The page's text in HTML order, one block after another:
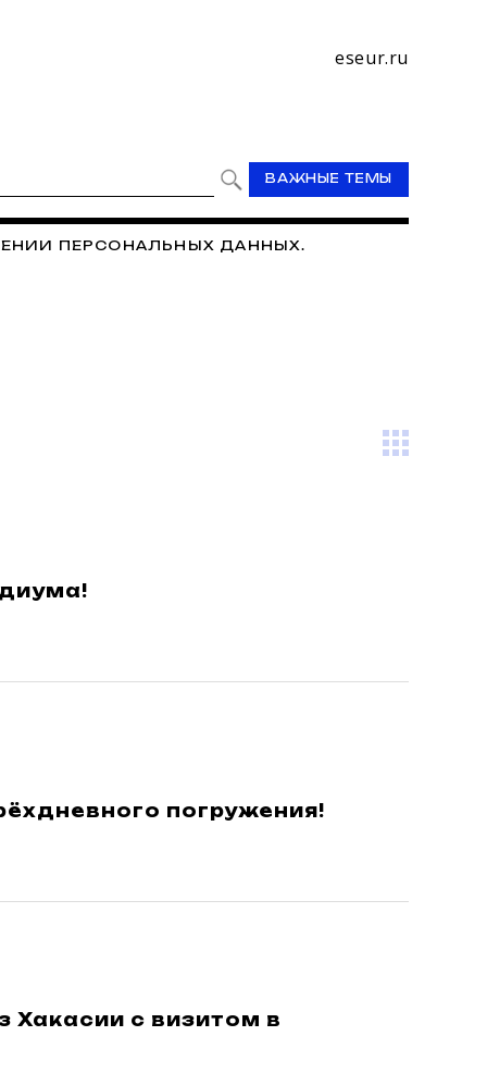
eseur.ru
ВАЖНЫЕ ТЕМЫ
ПЕРСОНАЛЬНЫХ ДАННЫХ.
погружения!
Хакасии с визитом в